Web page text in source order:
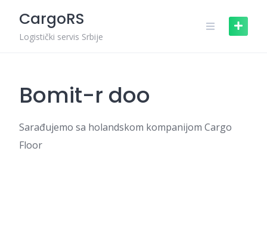
content
CargoRS
Logistički servis Srbije
Bomit-r doo
Sarađujemo sa holandskom kompanijom Cargo
Floor